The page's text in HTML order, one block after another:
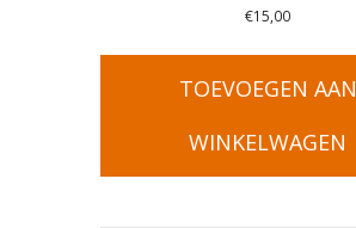
€15,00
TOEVOEGEN AAN
WINKELWAGEN